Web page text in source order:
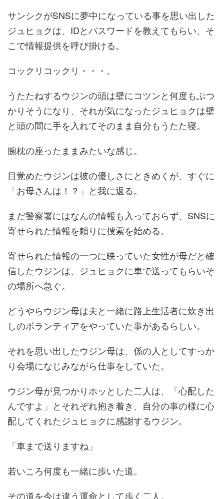
サンシクがSNSに夢中になっている事を思い出した
ジュヒョクは、IDとパスワードを教えてもらい、そ
こで情報提供を呼び掛ける。
コックリコックリ・・・。
うたたねするウジンの頭は壁にコツンと何度もぶつ
かりそうになり、それが気になったジュヒョクは壁
と頭の間に手を入れてそのまま自分もうたた寝。
腕枕の座ったままみたいな感じ。
目覚めたウジンは彼の優しさにときめくが、すぐに
「お母さんは！？」 と我に返る。
まだ警察署にはなんの情報も入っておらず、SNSに
寄せられた情報を頼りに捜索を始める。
寄せられた情報の一つに映っていた女性が母だと確
信したウジンは、ジュヒョクに車で送ってもらいそ
の場所へ急ぐ。
どうやらウジン母は夫と一緒に路上生活者に炊き出
しのボランティアをやっていた事があるらしい。
それを思い出したウジン母は、係の人としてすっか
り会場になじみながら仕事をしていた。
ウジン母が見つかりホッとした二人は、
「心配した
んですよ」 とそれぞれ抱き着き、自分の事の様に心
配してくれたジュヒョクに感謝するウジン。
「車まで送りますね」
若いころ何度も一緒に歩いた道。
その道を今は違う運命として歩く二人。